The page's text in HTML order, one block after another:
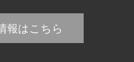
報はこちら